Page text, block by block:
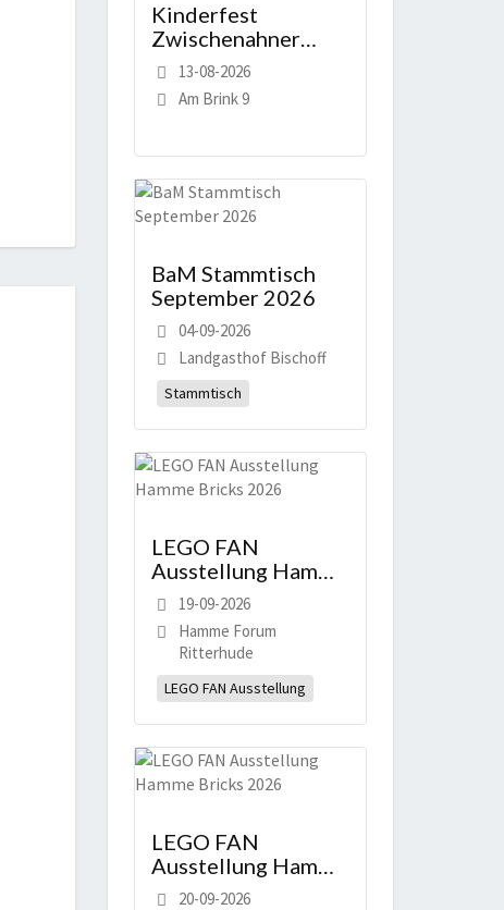
Kinderfest
Zwischenahner
Woche
13-08-2026
Am Brink 9
BaM Stammtisch
September 2026
04-09-2026
Landgasthof Bischoff
Stammtisch
LEGO FAN
Ausstellung Hamme
Bricks 2026
19-09-2026
Hamme Forum
Ritterhude
LEGO FAN Ausstellung
LEGO FAN
Ausstellung Hamme
Bricks 2026
20-09-2026